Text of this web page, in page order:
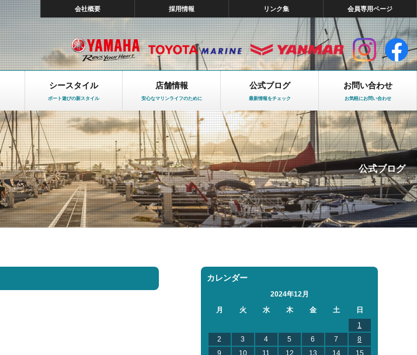
会社概要 採用情報 リンク集 会員専用ページ
シースタイル
ボート遊びの新スタイル
店舗情報
安心なマリンライフのために
公式ブログ
最新情報をチェック
お問い合わせ
お気軽にお問い合わせ
公式ブログ
カレンダー
2024年12月
月
火 水 木 金 土
日
1
2
3 4 5 6 7
8
9
10 11 12 13 14
15